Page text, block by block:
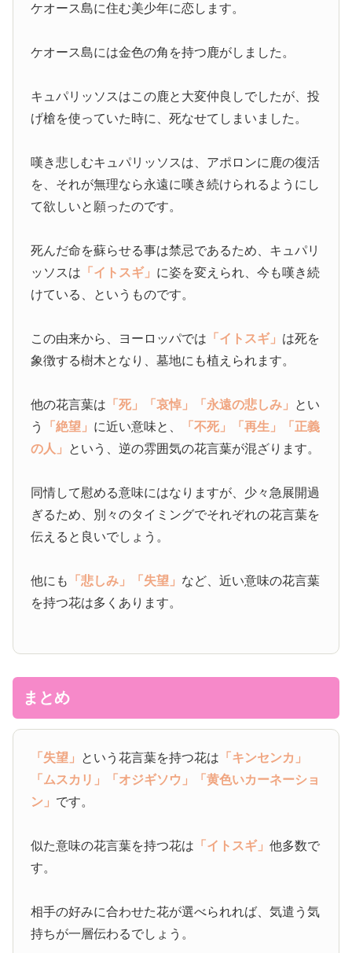
ケオース島に住む美少年に恋します。
ケオース島には金色の角を持つ鹿がしました。
キュパリッソスはこの鹿と大変仲良しでしたが、投
げ槍を使っていた時に、死なせてしまいました。
嘆き悲しむキュパリッソスは、アポロンに鹿の復活
を、それが無理なら永遠に嘆き続けられるようにし
て欲しいと願ったのです。
死んだ命を蘇らせる事は禁忌であるため、キュパリ
ッソスは 「イトスギ」 に姿を変えられ、今も嘆き続
けている、というものです。
この由来から、ヨーロッパでは 「イトスギ」 は死を
象徴する樹木となり、墓地にも植えられます。
他の花言葉は 「死」 「哀悼」 「永遠の悲しみ」 とい
う
「絶望」 に近い意味と、 「不死」 「再生」
「正義
の人」 という、逆の雰囲気の花言葉が混ざります。
同情して慰める意味にはなりますが、少々急展開過
ぎるため、別々のタイミングでそれぞれの花言葉を
伝えると良いでしょう。
他にも 「悲しみ」 「失望」 など、近い意味の花言葉
を持つ花は多くあります。
まとめ
「失望」 という花言葉を持つ花は 「キンセンカ」
「ムスカリ」
「オジギソウ」
「黄色いカーネーショ
ン」 です。
似た意味の花言葉を持つ花は 「イトスギ」他多数で
す。
相手の好みに合わせた花が選べられれば、気遣う気
持ちが一層伝わるでしょう。